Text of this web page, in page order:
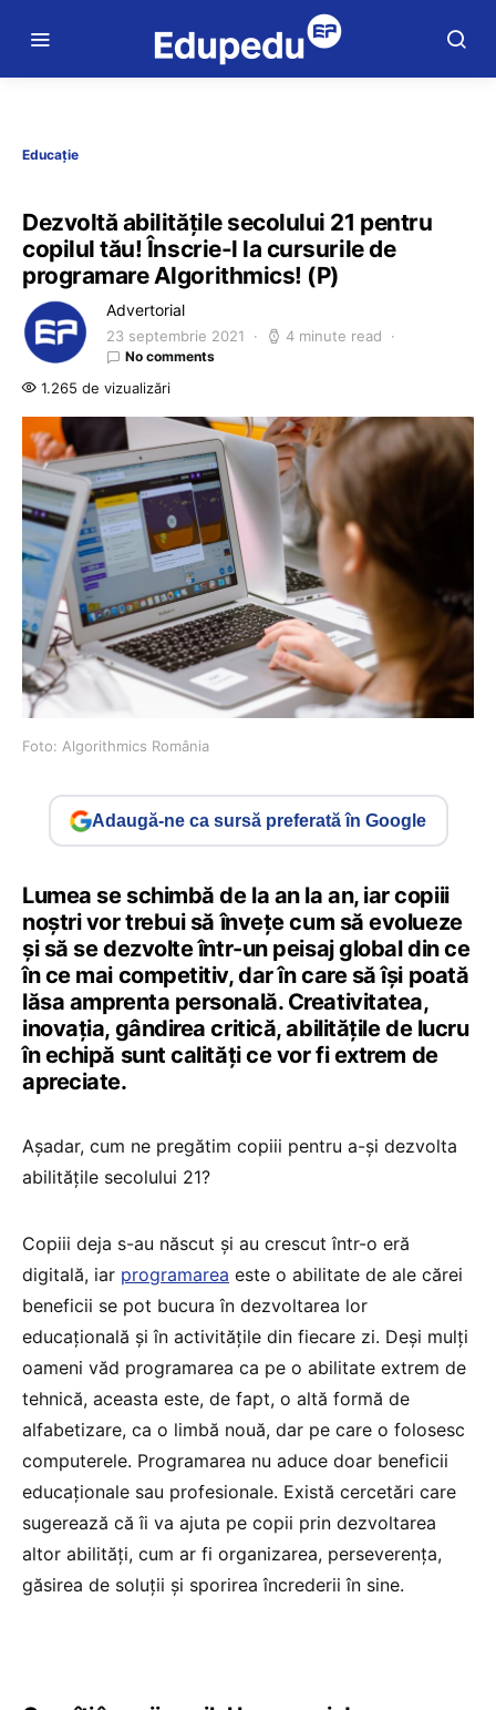
Educație
Dezvoltă abilitățile secolului 21 pentru
copilul tău! Înscrie-l la cursurile de
programare Algorithmics! (P)
Advertorial
23 septembrie 2021 4 minute read
No comments
1.265 de vizualizări
Foto: Algorithmics România
Adaugă-ne ca sursă preferată în Google
Lumea se schimbă de la an la an, iar copiii
noștri vor trebui să învețe cum să evolueze
și să se dezvolte într-un peisaj global din ce
în ce mai competitiv, dar în care să își poată
lăsa amprenta personală. Creativitatea,
inovația, gândirea critică, abilitățile de lucru
în echipă sunt calități ce vor fi extrem de
apreciate.
Așadar, cum ne pregătim copiii pentru a-și dezvolta
abilitățile secolului 21?
Copiii deja s-au născut și au crescut într-o eră
digitală, iar programarea este o abilitate de ale cărei
beneficii se pot bucura în dezvoltarea lor
educațională și în activitățile din fiecare zi. Deși mulți
oameni văd programarea ca pe o abilitate extrem de
tehnică, aceasta este, de fapt, o altă formă de
alfabetizare, ca o limbă nouă, dar pe care o folosesc
computerele. Programarea nu aduce doar beneficii
educaționale sau profesionale. Există cercetări care
sugerează că îi va ajuta pe copii prin dezvoltarea
altor abilități, cum ar fi organizarea, perseverența,
găsirea de soluții și sporirea încrederii în sine.